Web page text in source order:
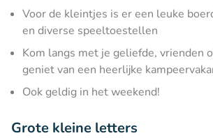
Voor de kleintjes is er een leuke
en diverse speeltoestellen
Kom langs met je geliefde, vrienden
geniet van een heerlijke
Ook geldig in het weekend!
Grote kleine letters